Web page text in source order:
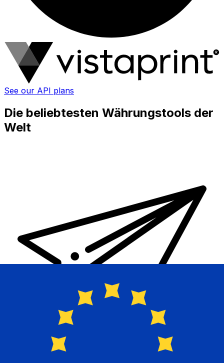
See our API plans
Die beliebtesten Währungstools der
Welt